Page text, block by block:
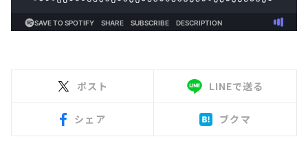
ポスト LINEで送る
シェア ブクマ